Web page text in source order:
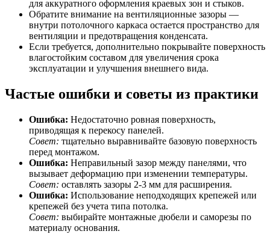
для аккуратного оформления краевых зон и стыков.
Обратите внимание на вентиляционные зазоры —
внутри потолочного каркаса остается пространство для
вентиляции и предотвращения конденсата.
Если требуется, дополнительно покрывайте поверхность
влагостойким составом для увеличения срока
эксплуатации и улучшения внешнего вида.
Частые ошибки и советы из практики
Ошибка: Недостаточно ровная поверхность,
приводящая к перекосу панелей.
Совет: тщательно выравнивайте базовую поверхность
перед монтажом.
Ошибка: Неправильный зазор между панелями, что
вызывает деформацию при изменении температуры.
Совет: оставлять зазоры 2-3 мм для расширения.
Ошибка: Использование неподходящих крепежей или
крепежей без учета типа потолка.
Совет: выбирайте монтажные дюбели и саморезы по
материалу основания.